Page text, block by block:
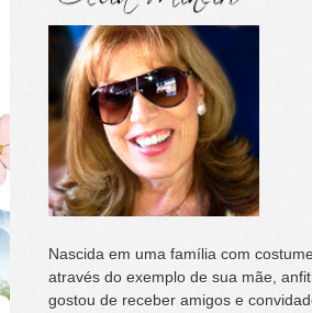
Nascida em uma família com
através do exemplo de sua mãe,
gostou de receber amigos e